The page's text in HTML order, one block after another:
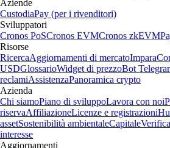
Aziende
CustodiaPay (per i rivenditori)
Sviluppatori
Cronos PoSCronos EVMCronos zkEVM
Risorse
RicercaAggiornamenti di mercatoImpara
USDGlossarioWidget di prezzoBot
reclamiAssistenzaPanoramica crypto
Azienda
Chi siamoPiano di sviluppoLavora con noi
riservaAffiliazioneLicenze e registrazioni
assetSostenibilità ambientaleCapitaleVerifica
interesse
Aggiornamenti